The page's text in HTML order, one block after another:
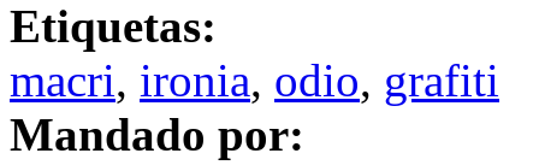
Etiquetas:
macri, ironia, odio, grafiti
Mandado por: